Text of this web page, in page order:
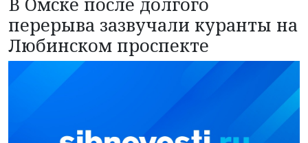
перерыва зазвучали куранты на
Любинском проспекте